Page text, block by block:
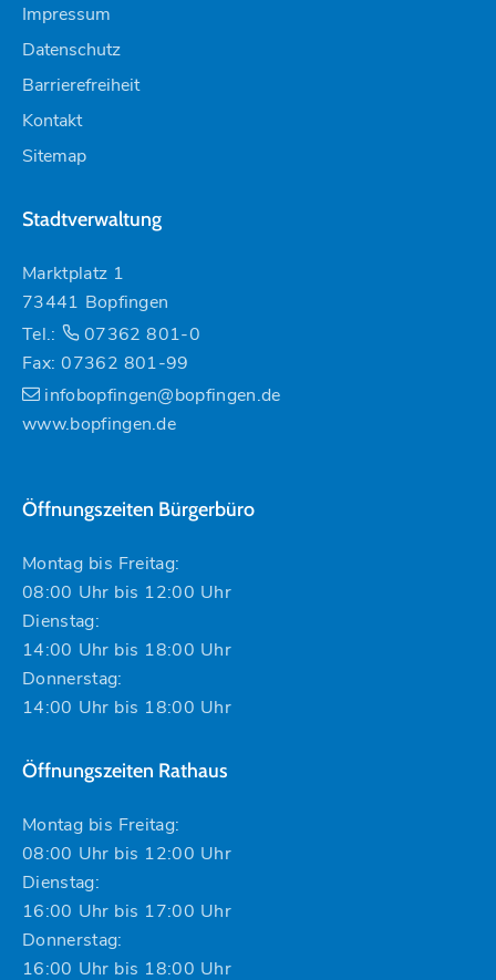
Impressum
Datenschutz
Barrierefreiheit
Kontakt
Sitemap
Stadtverwaltung
Marktplatz 1
73441 Bopfingen
Tel.:
07362 801-0
Fax: 07362 801-99
infobopfingen@bopfingen.de
www.bopfingen.de
Öffnungszeiten Bürgerbüro
Montag bis Freitag:
08:00 Uhr bis 12:00 Uhr
Dienstag:
14:00 Uhr bis 18:00 Uhr
Donnerstag:
14:00 Uhr bis 18:00 Uhr
Öffnungszeiten Rathaus
Montag bis Freitag:
08:00 Uhr bis 12:00 Uhr
Dienstag:
16:00 Uhr bis 17:00 Uhr
Donnerstag:
16:00 Uhr bis 18:00 Uhr